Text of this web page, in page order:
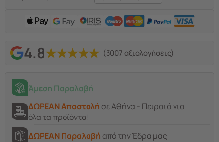
4.8★★★★★ (3007 αξιολογήσεις)
Άμεση Παραλαβή
ΔΩΡΕΑΝ Αποστολή σε Αθήνα - Πειραιά για
όλα τα προϊόντα!
ΔΩΡΕΑΝ Παραλαβή από την Έδρα μας